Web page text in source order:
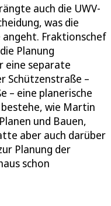
auch die UWV-
was die
angeht. Fraktionschef
Planung
eine separate
Schützenstraße –
– eine planerische
wie Martin
und Bauen,
aber auch darüber
Planung der
schon